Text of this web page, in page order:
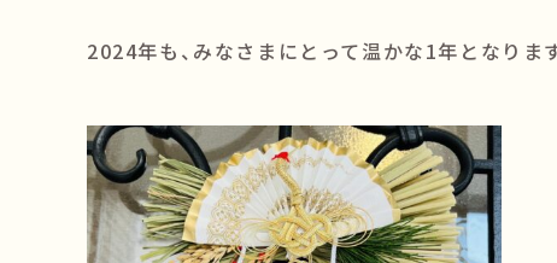
2024年も、みなさまにとって温かな1年となります